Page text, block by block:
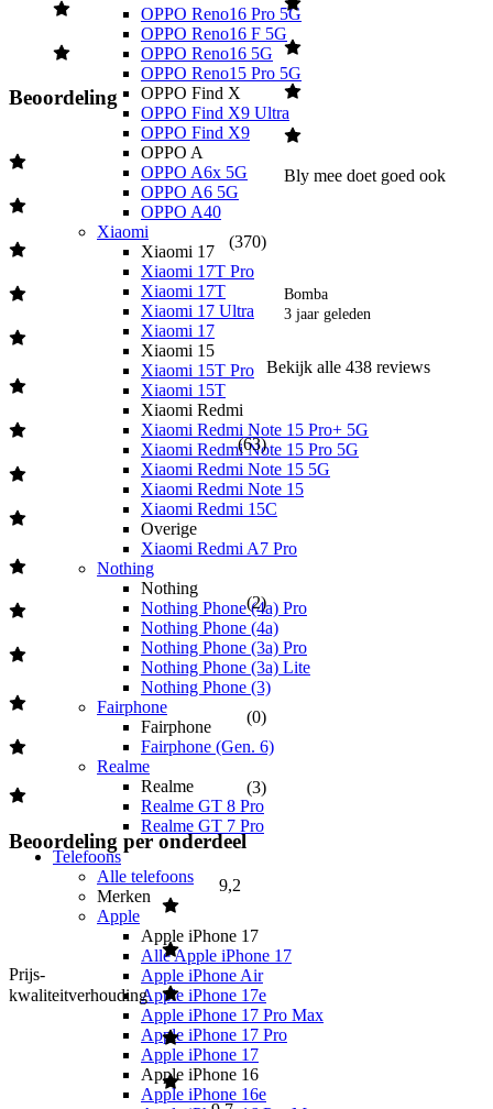
OPPO Reno16 Pro 5G
OPPO Reno16 F 5G
OPPO Reno16 5G
OPPO Reno15 Pro 5G
OPPO Find X
OPPO Find X9 Ultra
OPPO Find X9
OPPO A
OPPO A6x 5G
OPPO A6 5G
OPPO A40
Xiaomi
Xiaomi 17
Xiaomi 17T Pro
Xiaomi 17T
Xiaomi 17 Ultra
Xiaomi 17
Xiaomi 15
Xiaomi 15T Pro
Xiaomi 15T
Xiaomi Redmi
Xiaomi Redmi Note 15 Pro+ 5G
Xiaomi Redmi Note 15 Pro 5G
Xiaomi Redmi Note 15 5G
Xiaomi Redmi Note 15
Xiaomi Redmi 15C
Overige
Xiaomi Redmi A7 Pro
Nothing
Nothing
Nothing Phone (4a) Pro
Nothing Phone (4a)
Nothing Phone (3a) Pro
Nothing Phone (3a) Lite
Nothing Phone (3)
Fairphone
Fairphone
Fairphone (Gen. 6)
Realme
Realme
Realme GT 8 Pro
Realme GT 7 Pro
Telefoons
Alle telefoons
Merken
Apple
Apple iPhone 17
Alle Apple iPhone 17
Apple iPhone Air
Apple iPhone 17e
Apple iPhone 17 Pro Max
Apple iPhone 17 Pro
Apple iPhone 17
Apple iPhone 16
Apple iPhone 16e
licht en schaduw.
Sterke batterij met snelladen
Deze iPhone gaat tot 1,5 uur langer mee dan de iPhone 8 Plus.
Dankzij de glazen achterkant is het mogelijk het toestel draadloos op
te laden met een Qi-oplader. Vanaf nu hoef je dus niet meer met
kabeltjes te stoeien. En is je toestel leeg? Door middel van de
snellaadfunctie is hij binnen een half uur weer voor 50% opgeladen.
Let op: bij de iPhone Xr wordt niet meer standaard een oplader
meegeleverd.
Beoordeling
(370)
(63)
(2)
(0)
(3)
Beoordeling per onderdeel
Prijs-
kwaliteitverhouding
9,2
Bly mee doet goed ook
Bomba
3 jaar geleden
Bekijk alle 438 reviews